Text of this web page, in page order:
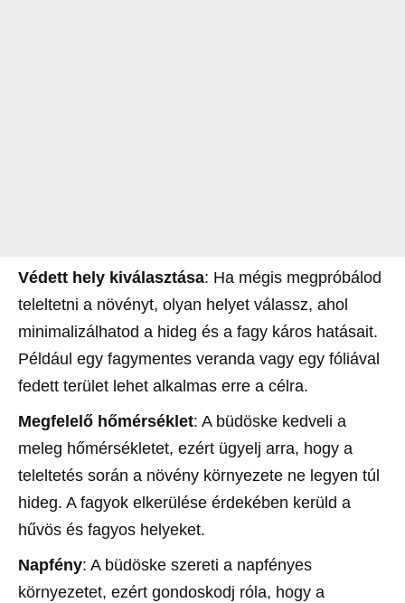
Védett hely kiválasztása: Ha mégis megpróbálod
teleltetni a növényt, olyan helyet válassz, ahol
minimalizálhatod a hideg és a fagy káros hatásait.
Például egy fagymentes veranda vagy egy fóliával
fedett terület lehet alkalmas erre a célra.
Megfelelő hőmérséklet: A büdöske kedveli a
meleg hőmérsékletet, ezért ügyelj arra, hogy a
teleltetés során a növény környezete ne legyen túl
hideg. A fagyok elkerülése érdekében kerüld a
hűvös és fagyos helyeket.
Napfény: A büdöske szereti a napfényes
környezetet, ezért gondoskodj róla, hogy a